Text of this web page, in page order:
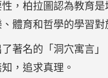
，柏拉圖認為教育
體育和哲學的學習對
著名的「洞穴寓言
，追求真理。